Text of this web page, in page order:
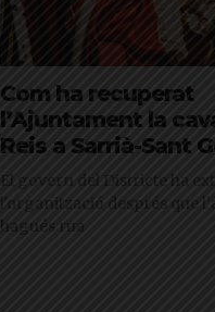
Com ha recuperat
l’Ajuntament la
Reis a Sarrià-Sant
El govern del Districte ha
l'organització després que
hagués rua